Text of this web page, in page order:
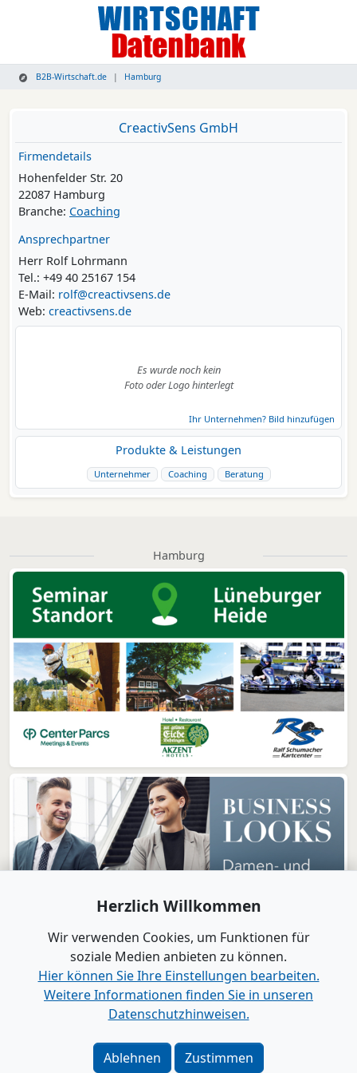
B2B-Wirtschaft.de Hamburg
CreactivSens GmbH
Firmendetails
Hohenfelder Str. 20
22087 Hamburg
Branche: Coaching
Ansprechpartner
Herr Rolf Lohrmann
Tel.: +49 40 25167 154
E-Mail: rolf@creactivsens.de
Web: creactivsens.de
Es wurde noch kein
Foto oder Logo hinterlegt
Ihr Unternehmen? Bild hinzufügen
Produkte & Leistungen
Unternehmer Coaching Beratung
Hamburg
www.B2B-Wirtschaft.de
Impressum|Datenschutz|Barrierefreiheit
Herzlich Willkommen
Wir verwenden Cookies, um Funktionen für
soziale Medien anbieten zu können.
Hier können Sie Ihre Einstellungen bearbeiten.
Weitere Informationen finden Sie in unseren
Datenschutzhinweisen.
Ablehnen Zustimmen